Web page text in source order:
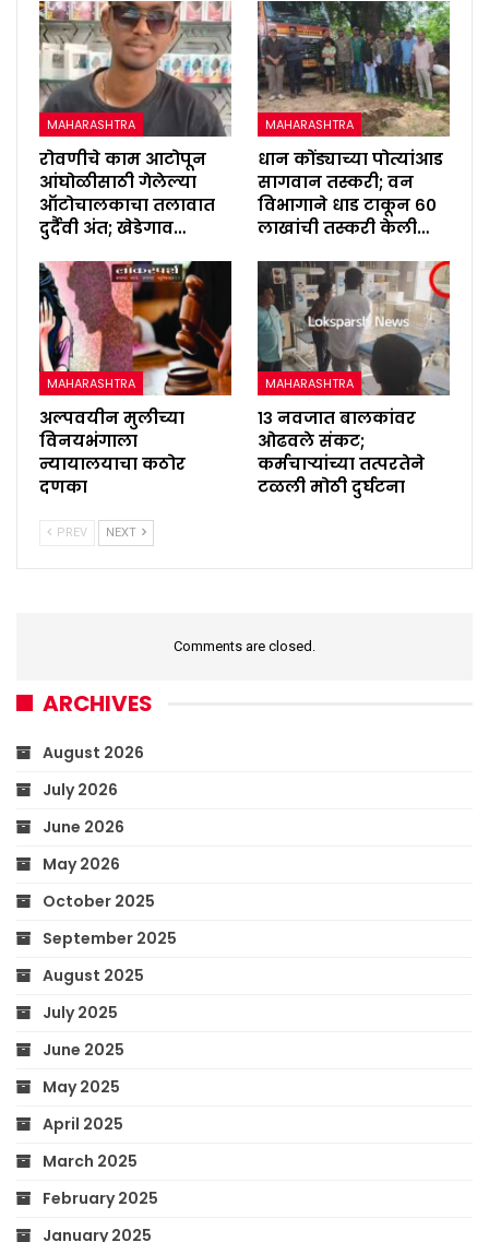
MAHARASHTRA
रोवणीचे काम आटोपून
आंघोळीसाठी गेलेल्या
ऑटोचालकाचा तलावात
दुर्दैवी अंत; खेडेगाव…
MAHARASHTRA
धान कोंड्याच्या पोत्यांआड
सागवान तस्करी; वन
विभागाने धाड टाकून ६०
लाखांची तस्करी केली…
MAHARASHTRA
अल्पवयीन मुलीच्या
विनयभंगाला
न्यायालयाचा कठोर
दणका
MAHARASHTRA
१३ नवजात बालकांवर
ओढवले संकट;
कर्मचाऱ्यांच्या तत्परतेने
टळली मोठी दुर्घटना
PREV NEXT
Comments are closed.
ARCHIVES
August 2026
July 2026
June 2026
May 2026
October 2025
September 2025
August 2025
July 2025
June 2025
May 2025
April 2025
March 2025
February 2025
January 2025